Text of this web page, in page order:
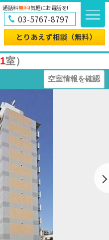
通話料無料!気軽にお電話を!
03-5767-8797
1室）
空室情報を確認